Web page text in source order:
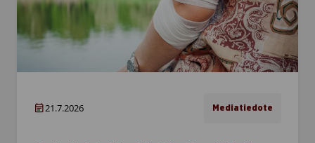
21.7.2026 Mediatiedote